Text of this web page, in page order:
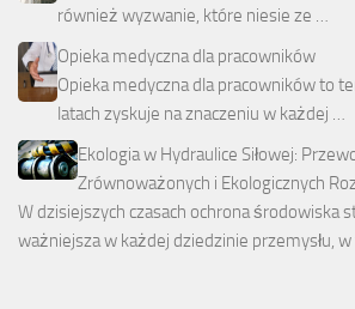
również wyzwanie, które niesie ze …
Opieka medyczna dla pracowników
Opieka medyczna dla pracowników to
latach zyskuje na znaczeniu w każdej …
Ekologia w Hydraulice Siłowej:
Zrównoważonych i Ekologicznych
W dzisiejszych czasach ochrona środowiska
ważniejsza w każdej dziedzinie przemysłu,